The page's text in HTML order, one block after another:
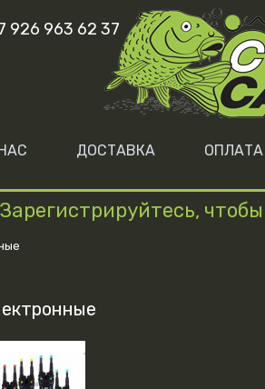
926 963 62 37
ДОСТАВКА ОПЛАТА
Зарегистрируйтесь,